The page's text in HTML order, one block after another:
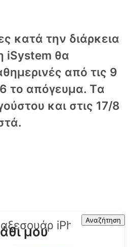
κατά την διάρκεια
iSystem θα
από τις 9
το απόγευμα. Tα
και στις 17/8
Αναζήτηση
μου